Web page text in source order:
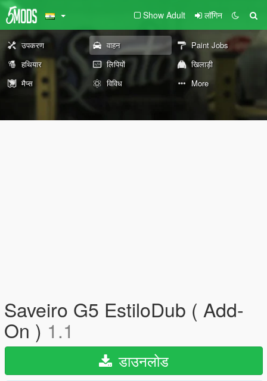
Show Adult लॉगिन
उपकरण वाहन
Paint Jobs
हथियार
लिपियों
खिलाड़ी
मैप्स
विविध More
Saveiro G5 EstiloDub ( Add-
On ) 1.1
डाउनलोड